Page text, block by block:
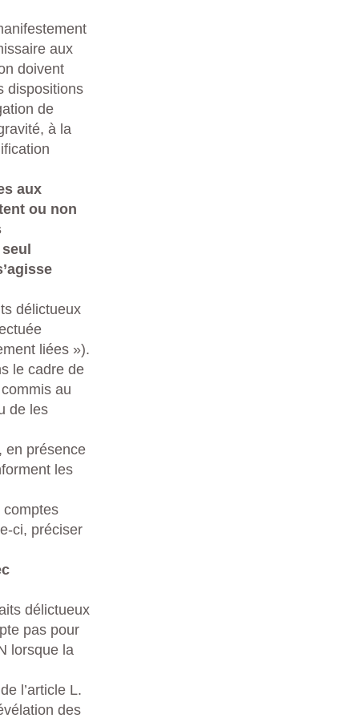
aux
doivent
dispositions
de
à la
aux
ou non
délictueux
liées »).
le cadre de
au
de les
en présence
les
comptes
ci, préciser
délictueux
pas pour
lorsque la
l’article L.
des